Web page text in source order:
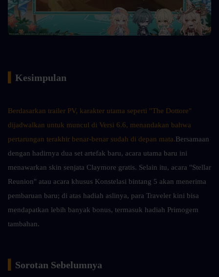
Kesimpulan
Berdasarkan trailer PV, karakter utama seperti "The Dottore"
dijadwalkan untuk muncul di Versi 6.6, menandakan bahwa
pertarungan terakhir benar-benar sudah di depan mata.Bersamaan
dengan hadirnya dua set artefak baru, acara utama baru ini
menawarkan skin senjata Claymore gratis. Selain itu, acara "Stellar
Reunion" atau acara khusus Konstelasi bintang 5 akan menerima
pembaruan baru; di atas hadiah aslinya, para Traveler kini bisa
mendapatkan lebih banyak bonus, termasuk hadiah Primogem
tambahan.
Sorotan Sebelumnya